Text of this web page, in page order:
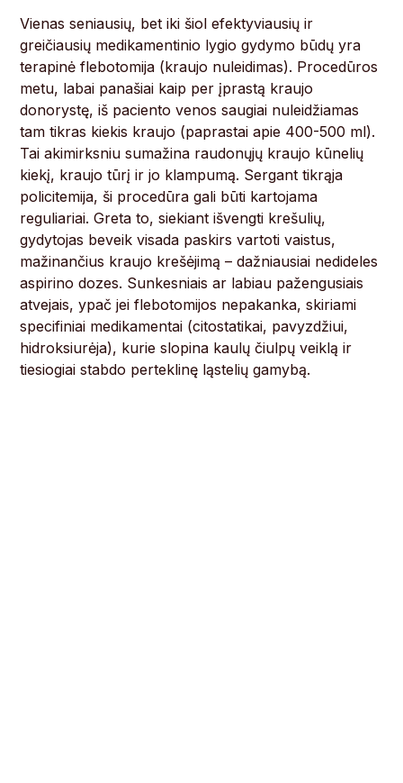
Vienas seniausių, bet iki šiol efektyviausių ir
greičiausių medikamentinio lygio gydymo būdų yra
terapinė flebotomija (kraujo nuleidimas). Procedūros
metu, labai panašiai kaip per įprastą kraujo
donorystę, iš paciento venos saugiai nuleidžiamas
tam tikras kiekis kraujo (paprastai apie 400-500 ml).
Tai akimirksniu sumažina raudonųjų kraujo kūnelių
kiekį, kraujo tūrį ir jo klampumą. Sergant tikrąja
policitemija, ši procedūra gali būti kartojama
reguliariai. Greta to, siekiant išvengti krešulių,
gydytojas beveik visada paskirs vartoti vaistus,
mažinančius kraujo krešėjimą – dažniausiai nedideles
aspirino dozes. Sunkesniais ar labiau pažengusiais
atvejais, ypač jei flebotomijos nepakanka, skiriami
specifiniai medikamentai (citostatikai, pavyzdžiui,
hidroksiurėja), kurie slopina kaulų čiulpų veiklą ir
tiesiogiai stabdo perteklinę ląstelių gamybą.